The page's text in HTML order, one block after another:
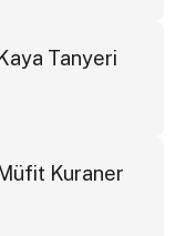
Tanyeri
Kuraner